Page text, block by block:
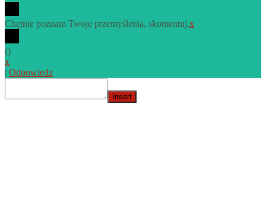
Chętnie poznam Twoje przemyślenia, skomentuj.x
()
x
| Odpowiedz
Insert